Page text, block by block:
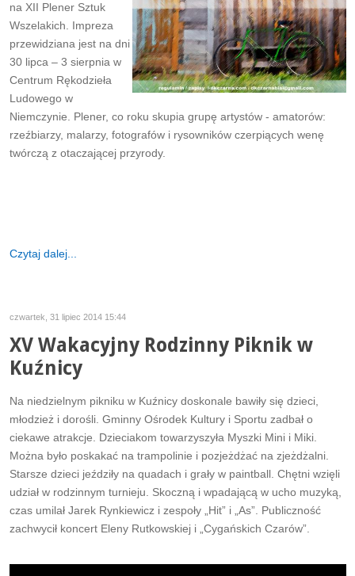
na XII Plener Sztuk
Wszelakich. Impreza
przewidziana jest na dni
30 lipca – 3 sierpnia w
Centrum Rękodzieła
Ludowego w
Niemczynie. Plener, co roku skupia grupę artystów - amatorów:
rzeźbiarzy, malarzy, fotografów i rysowników czerpiących wenę
twórczą z otaczającej przyrody.
Czytaj dalej...
czwartek, 31 lipiec 2014 15:44
XV Wakacyjny Rodzinny Piknik w
Kuźnicy
Na niedzielnym pikniku w Kuźnicy doskonale bawiły się dzieci,
młodzież i dorośli. Gminny Ośrodek Kultury i Sportu zadbał o
ciekawe atrakcje. Dzieciakom towarzyszyła Myszki Mini i Miki.
Można było poskakać na trampolinie i pozjeżdżać na zjeżdżalni.
Starsze dzieci jeździły na quadach i grały w paintball. Chętni wzięli
udział w rodzinnym turnieju. Skoczną i wpadającą w ucho muzyką,
czas umilał Jarek Rynkiewicz i zespoły „Hit” i „As”. Publiczność
zachwycił koncert Eleny Rutkowskiej i „Cygańskich Czarów”.